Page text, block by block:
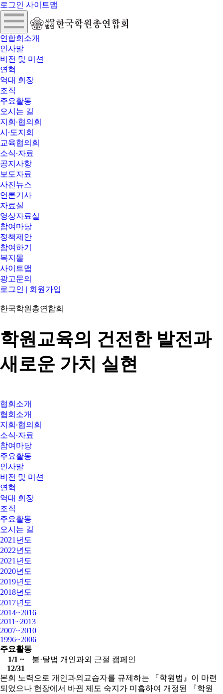
로그인 사이트맵
연합회소개
인사말
비전 및 미션
연혁
역대 회장
조직
주요활동
오시는 길
지회∙협의회
시∙도지회
교육협의회
소식∙자료
공지사항
보도자료
사진뉴스
언론기사
자료실
영상자료실
참여마당
정책제안
참여하기
복지몰
사이트맵
광고문의
로그인 | 회원가입
한국학원총연합회
학원교육의 건전한 발전과
새로운 가치 실현
협회소개
협회소개
지회∙협의회
소식∙자료
참여마당
주요활동
인사말
비전 및 미션
연혁
역대 회장
조직
주요활동
오시는 길
2021년도
2022년도
2021년도
2020년도
2019년도
2018년도
2017년도
2014~2016
2011~2013
2007~2010
1996~2006
주요활동
1/1 ~
12/31
불·탈법 개인과외 근절 캠페인
본회 노력으로 개인과외교습자를 규제하는 『학원법』이 마련
되었으나 현장에서 바뀐 제도 숙지가 미흡하여 개정된 『학원